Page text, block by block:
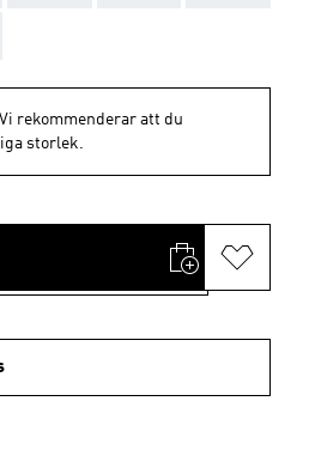
Vi rekommenderar att du
storlek.